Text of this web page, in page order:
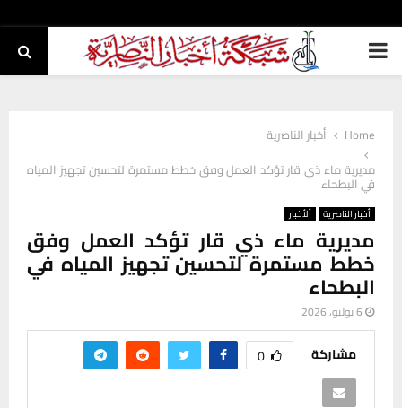
PRIMARY
Home
أخبار الناصرية
مديرية ماء ذي قار تؤكد العمل وفق خطط مستمرة لتحسين تجهيز المياه
في البطحاء
أخبار الناصرية ألأخبار
مديرية ماء ذي قار تؤكد العمل وفق
خطط مستمرة لتحسين تجهيز المياه في
البطحاء
6 يوليو، 2026
مشاركة 0